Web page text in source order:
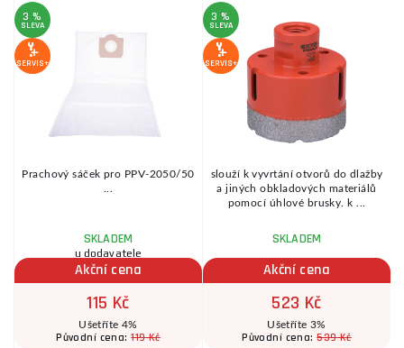
3 %
SLEVA
SERVIS+
Prachový sáček pro PPV-2050/50
SKLADEM
u dodavatele
Akční cena
115 Kč
Ušetříte 4%
Původní cena:119 Kč
3 %
SLEVA
SERVIS+
slouží k vyvrtání otvorů do dlažby
a jiných obkladových materiálů
pomocí úhlové brusky. k ...
SKLADEM
Akční cena
523 Kč
Ušetříte 3%
Původní cena:539 Kč